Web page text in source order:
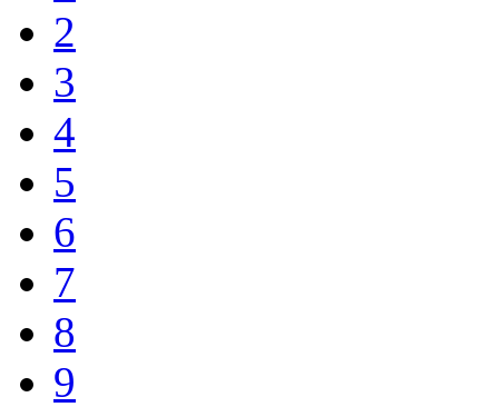
2
3
4
5
6
7
8
9